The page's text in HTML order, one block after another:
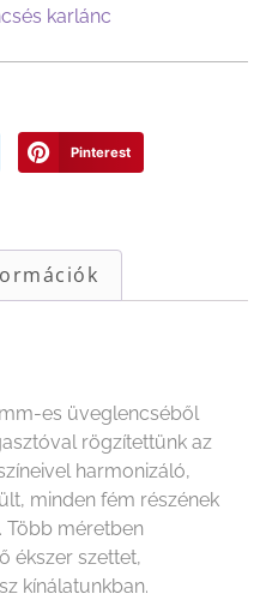
karlánc
Pinterest
es üveglencséből
rögzítettünk az
harmonizáló,
minden fém részének
Több méretben
ékszer szettet,
kínálatunkban.